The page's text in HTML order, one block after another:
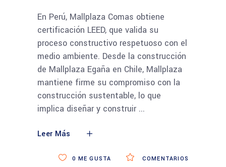
En Perú, Mallplaza Comas obtiene
certificación LEED, que valida su
proceso constructivo respetuoso con el
medio ambiente. Desde la construcción
de Mallplaza Egaña en Chile, Mallplaza
mantiene firme su compromiso con la
construcción sustentable, lo que
implica diseñar y construir
Leer Más
COMENTARIOS
0 ME GUSTA